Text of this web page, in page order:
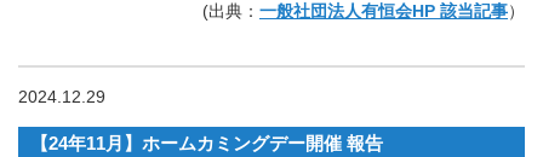
(出典： 一般社団法人有恒会HP 該当記事）
2024.12.29
【24年11月】ホームカミングデー開催 報告